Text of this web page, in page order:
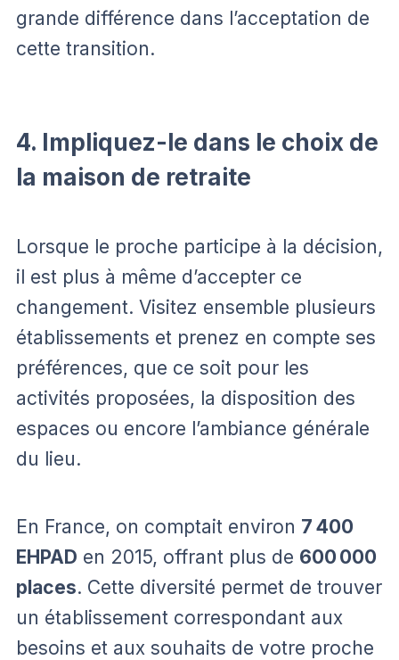
grande différence dans l’acceptation de
cette transition.
4. Impliquez-le dans le choix de
la maison de retraite
Lorsque le proche participe à la décision,
il est plus à même d’accepter ce
changement. Visitez ensemble plusieurs
établissements et prenez en compte ses
préférences, que ce soit pour les
activités proposées, la disposition des
espaces ou encore l’ambiance générale
du lieu.
En France, on comptait environ 7 400
EHPAD en 2015, offrant plus de 600 000
places. Cette diversité permet de trouver
un établissement correspondant aux
besoins et aux souhaits de votre proche